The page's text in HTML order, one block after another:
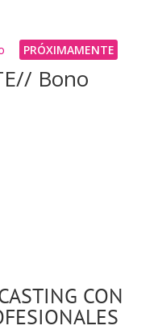
PRÓXIMAMENTE
Bono
CON